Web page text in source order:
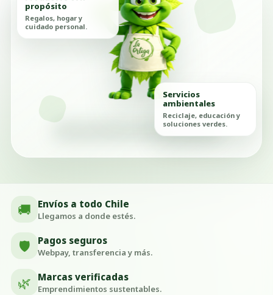
propósito
Regalos, hogar y
cuidado personal.
Servicios
ambientales
Reciclaje, educación y
soluciones verdes.
🚚 Envíos a todo Chile
Llegamos a donde estés.
🛡️ Pagos seguros
Webpay, transferencia y más.
🌿 Marcas verificadas
Emprendimientos sustentables.